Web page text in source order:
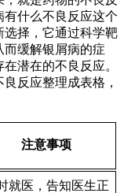
什么不良反应这个
选择，它通过科学靶
而缓解银屑病的症
潜在的不良反应。
反应整理成表格，
注意事项
就医，告知医生正